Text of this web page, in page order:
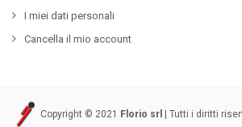
I miei dati personali
Cancella il mio account
Copyright © 2021 Florio srl | Tutti i diritti